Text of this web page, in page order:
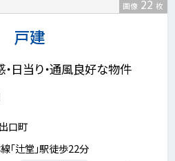
戸建
画像 22 枚
日当り・通風良好な物件
口町
「辻堂」駅徒歩22分